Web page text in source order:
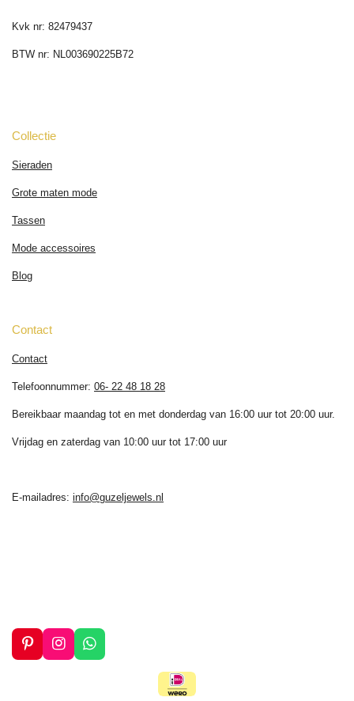
Kvk nr: 82479437
BTW nr: NL003690225B72
Collectie
Sieraden
Grote maten mode
Tassen
Mode accessoires
Blog
Contact
Contact
Telefoonnummer: 06- 22 48 18 28
Bereikbaar maandag tot en met donderdag van 16:00 uur tot 20:00 uur.
Vrijdag en zaterdag van 10:00 uur tot 17:00 uur
E-mailadres: info@guzeljewels.nl
P
i
I
n
W
h